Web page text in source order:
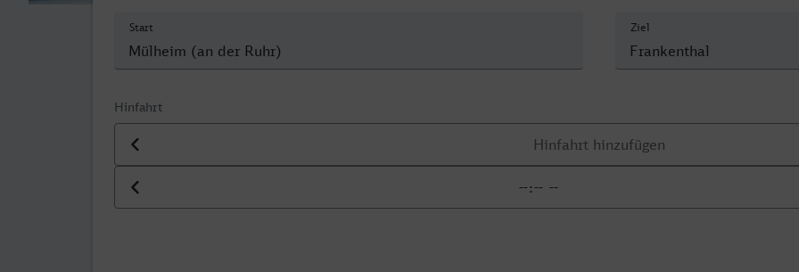
Start Ziel
Hinfahrt
Datum der Hinfahrt
Uhrzeit der Hinfahrt